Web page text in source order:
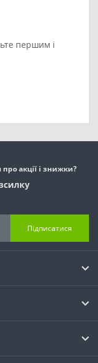
першим і
акції і знижки?
Підписатися